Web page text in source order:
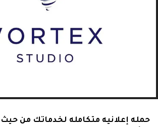
حمله إعلانيه متكامله لخدماتك من حيث